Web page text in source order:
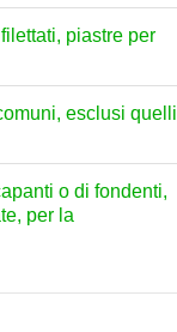
piastre per
esclusi quelli
o di fondenti,
per la